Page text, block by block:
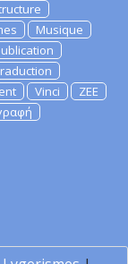
Musique
Vinci
ZEE